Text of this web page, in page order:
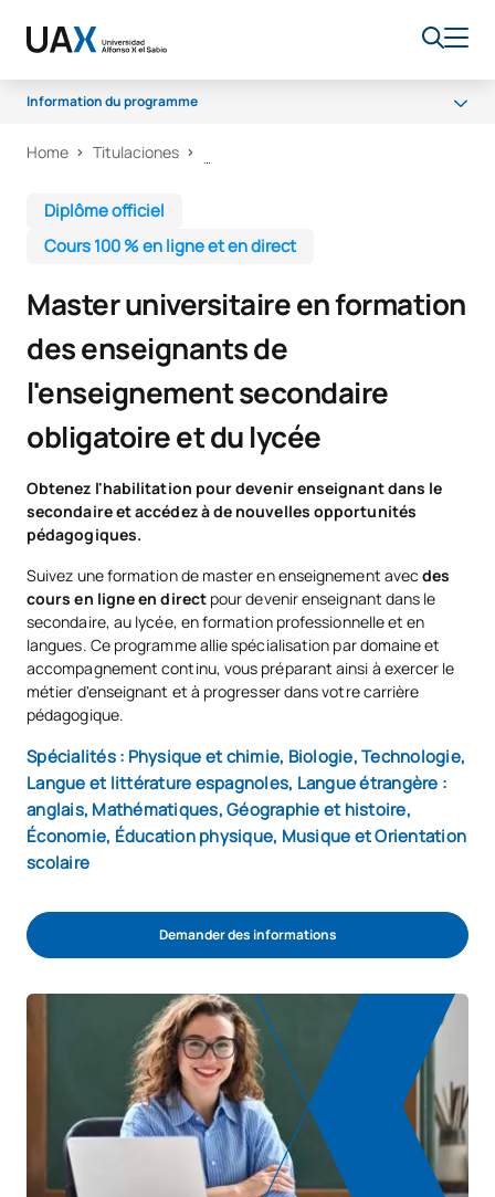
Information du programme
Programme
Bourses et aides financières
Qualité
Home Titulaciones
Diplôme officiel
Cours 100 % en ligne et en direct
Master universitaire en formation
des enseignants de
l'enseignement secondaire
obligatoire et du lycée
Obtenez l'habilitation pour devenir enseignant dans le
secondaire et accédez à de nouvelles opportunités
pédagogiques.
Suivez une formation de master en enseignement avecdes
cours en ligne en direct pour devenir enseignant dans le
secondaire, au lycée, en formation professionnelle et en
langues. Ce programme allie spécialisation par domaine et
accompagnement continu, vous préparant ainsi à exercer le
métier d'enseignant et à progresser dans votre carrière
pédagogique.
Spécialités : Physique et chimie, Biologie, Technologie,
Langue et littérature espagnoles, Langue étrangère :
anglais, Mathématiques, Géographie et histoire,
Économie, Éducation physique, Musique et Orientation
scolaire
Demander des informations